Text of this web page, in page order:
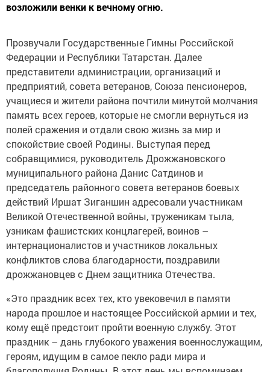
возложили венки к вечному огню.
Прозвучали Государственные Гимны Российской
Федерации и Республики Татарстан. Далее
представители администрации, организаций и
предприятий, совета ветеранов, Союза пенсионеров,
учащиеся и жители района почтили минутой молчания
память всех героев, которые не смогли вернуться из
полей сражения и отдали свою жизнь за мир и
спокойствие своей Родины. Выступая перед
собравщимися, руководитель Дрожжановского
муниципального района Данис Сатдинов и
председатель районного совета ветеранов боевых
действий Иршат Зиганшин адресовали участникам
Великой Отечественной войны, труженикам тыла,
узникам фашистских концлагерей, воинов –
интернационалистов и участников локальных
конфликтов слова благодарности, поздравили
дрожжановцев с Днем защитника Отечества.
«Это праздник всех тех, кто увековечил в памяти
народа прошлое и настоящее Российской армии и тех,
кому ещё предстоит пройти военную службу. Этот
праздник – дань глубокого уважения военнослужащим,
героям, идущим в самое пекло ради мира и